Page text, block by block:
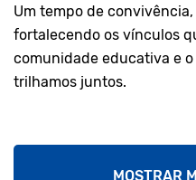
Um tempo de
fortalecendo os vínculos
comunidade educativa e
trilhamos juntos.
MOSTRAR